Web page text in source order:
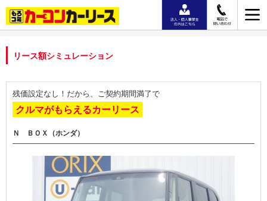
リース額シミュレーション
残価設定なし！だから、ご契約期間満了で
クルマがもらえるカーリース
Ｎ ＢＯＸ（ホンダ）